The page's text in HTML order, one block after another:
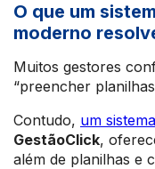
O que um
moderno
Muitos gestores
“preencher
Contudo, um
GestãoClick,
além de planilhas e